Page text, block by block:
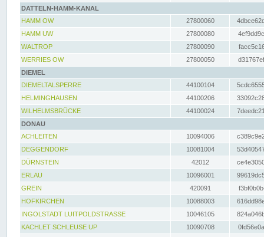
DATTELN-HAMM-KANAL
HAMM OW
27800060
HAMM UW
27800080
WALTROP
27800090
WERRIES OW
27800050
DIEMEL
DIEMELTALSPERRE
44100104
HELMINGHAUSEN
44100206
WILHELMSBRÜCKE
44100024
DONAU
ACHLEITEN
10094006
DEGGENDORF
10081004
DÜRNSTEIN
42012
ERLAU
10096001
GREIN
420091
HOFKIRCHEN
10088003
INGOLSTADT LUITPOLDSTRASSE
10046105
KACHLET SCHLEUSE UP
10090708